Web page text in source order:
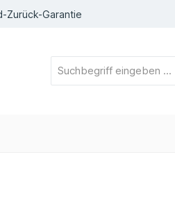
Zurück-Garantie